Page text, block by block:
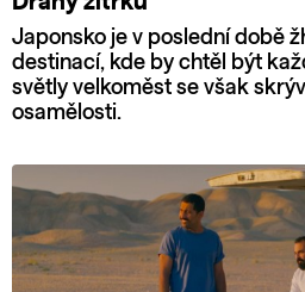
Japonsko je v poslední době
destinací, kde by chtěl být
světly velkoměst se však
osamělosti.